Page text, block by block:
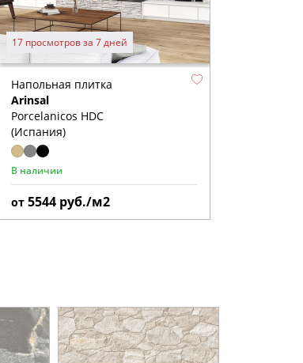
17 просмотров за 7 дней
Напольная плитка
Arinsal
Porcelanicos HDC
(Испания)
В наличии
от 5544 руб./м2